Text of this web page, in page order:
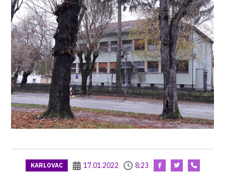
KARLOVAC 17.01.2022 8:23